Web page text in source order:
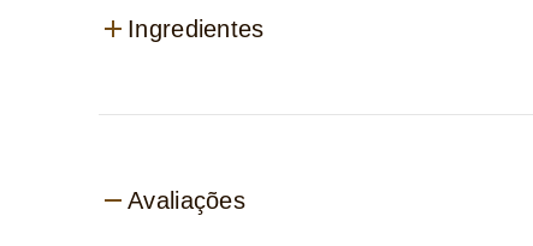
Ingredientes
Avaliações